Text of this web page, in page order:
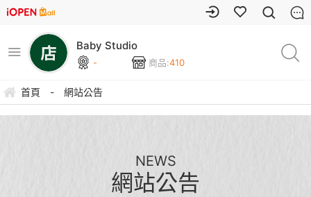
Baby Studio
- 商品:410
首頁 - 網站公告
NEWS
網站公告